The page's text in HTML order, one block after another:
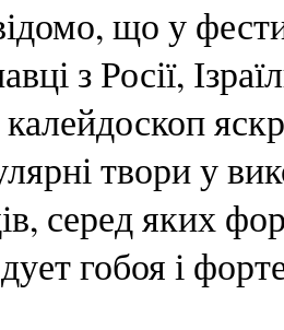
що у
з Росії,
калейдоскоп
твори у
серед яких
гобоя і